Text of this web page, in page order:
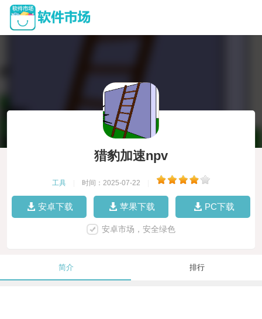
猎豹加速npv
工具 时间：2025-07-22
安卓下载 苹果下载 PC下载
安卓市场，安全绿色
简介 排行